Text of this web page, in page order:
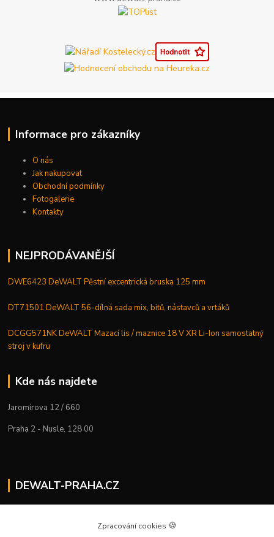
Informace pro zákazníky
O nás
Jak nakupovat
Obchodní podmínky
Fotogalerie
Kontakty
NEJPRODÁVANĚJŠÍ
DWE6423 DeWALT Pěstní excentrická bruska 125 mm
DT71501 DeWALT 56-dílná sada mix, bitů, nástavců a vrtáků
DCGG571NK DeWALT Mazací lis / maznice 18 V XR Li-Ion samostatný
stroj v kufru
Kde nás najdete
Jaromírova 12 / 660
Praha 2 - Nusle, 128 00
DEWALT-PRAHA.CZ
+420 224 936 535
Zpracování cookies 🍪